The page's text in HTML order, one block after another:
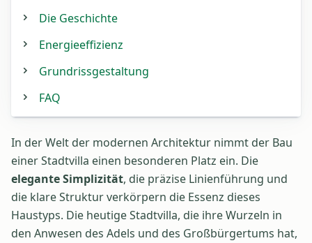
Die Geschichte
Energieeffizienz
Grundrissgestaltung
FAQ
In der Welt der modernen Architektur nimmt der Bau
einer Stadtvilla einen besonderen Platz ein. Die
elegante Simplizität, die präzise Linienführung und
die klare Struktur verkörpern die Essenz dieses
Haustyps. Die heutige Stadtvilla, die ihre Wurzeln in
den Anwesen des Adels und des Großbürgertums hat,